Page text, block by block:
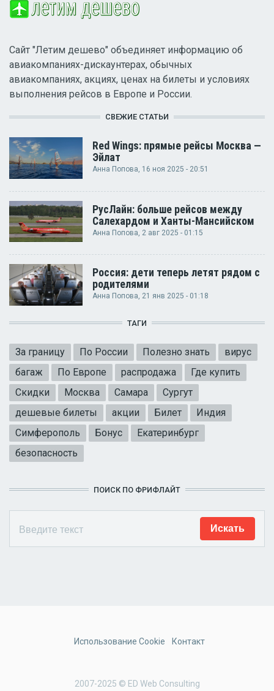
Сайт "Летим дешево" объединяет информацию об
авиакомпаниях-дискаунтерах, обычных
авиакомпаниях, акциях, ценах на билеты и условиях
выполнения рейсов в Европе и России.
СВЕЖИЕ СТАТЬИ
Red Wings: прямые рейсы Москва —
Эйлат
Анна Попова, 16 ноя 2025 - 20:51
РусЛайн: больше рейсов между
Салехардом и Ханты-Мансийском
Анна Попова , 2 авг 2025 - 01:15
Россия: дети теперь летят рядом с
родителями
Анна Попова, 21 янв 2025 - 01:18
ТАГИ
За границу По России Полезно знать
вирус
багаж
По Европе распродажа
Где купить
Скидки
Москва Самара
Сургут
дешевые билеты
акции Билет
Индия
Симферополь
Бонус
Екатеринбург
безопасность
ПОИСК ПО ФРИФЛАЙТ
2007-2025 © ED Web Consulting
Использование Cookie Контакт